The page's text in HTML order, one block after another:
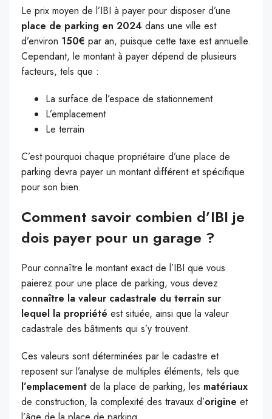
Le prix moyen de l’IBI à payer pour disposer d’une
place de parking en 2024 dans une ville est
d’environ 150€ par an, puisque cette taxe est annuelle.
Cependant, le montant à payer dépend de plusieurs
facteurs, tels que :
La surface de l’espace de stationnement
L’emplacement
Le terrain
C’est pourquoi chaque propriétaire d’une place de
parking devra payer un montant différent et spécifique
pour son bien.
Comment savoir combien d’IBI je
dois payer pour un garage ?
Pour connaître le montant exact de l’IBI que vous
paierez pour une place de parking, vous devez
connaître la valeur cadastrale du terrain sur
lequel la propriété est située, ainsi que la valeur
cadastrale des bâtiments qui s’y trouvent.
Ces valeurs sont déterminées par le cadastre et
reposent sur l’analyse de multiples éléments, tels que
l’emplacement de la place de parking, les matériaux
de construction, la complexité des travaux d’origine et